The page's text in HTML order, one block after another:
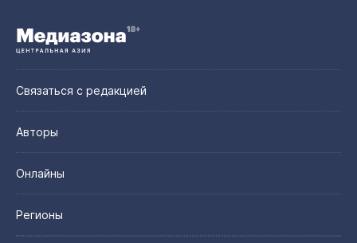
Связаться с редакцией
Авторы
Онлайны
Регионы